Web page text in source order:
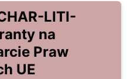
LITI-
na
Praw
UE